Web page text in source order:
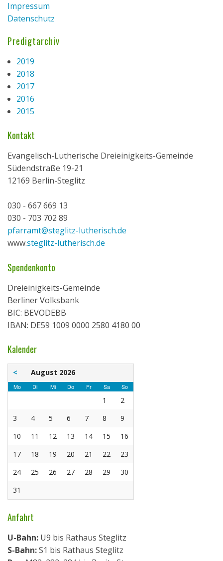
Impressum
Datenschutz
Predigtarchiv
2019
2018
2017
2016
2015
Kontakt
Evangelisch-Lutherische Dreieinigkeits-Gemeinde
Südendstraße 19-21
12169 Berlin-Steglitz
030 - 667 669 13
030 - 703 702 89
pfarramt@steglitz-lutherisch.de
www.steglitz-lutherisch.de
Spendenkonto
Dreieinigkeits-Gemeinde
Berliner Volksbank
BIC: BEVODEBB
IBAN: DE59 1009 0000 2580 4180 00
Kalender
< August 2026
Mo Di Mi Do Fr Sa So
1
2
3
4 5 6 7 8
9
10
11 12 13 14 15
16
17
18 19 20 21 22
23
24
25 26 27 28 29
30
31
Anfahrt
U-Bahn: U9 bis Rathaus Steglitz
S-Bahn:S1 bis Rathaus Steglitz